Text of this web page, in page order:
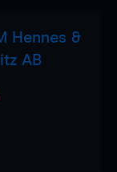
Hennes &
AB